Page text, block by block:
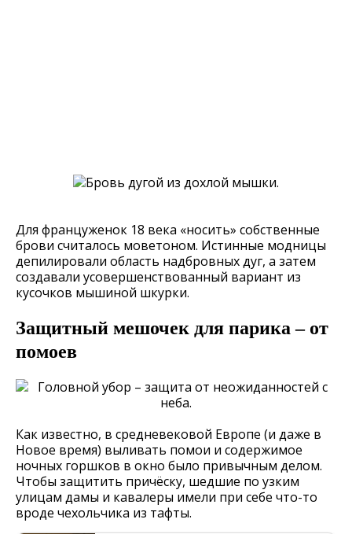
Для француженок 18 века «носить» собственные
брови считалось моветоном. Истинные модницы
депилировали область надбровных дуг, а затем
создавали усовершенствованный вариант из
кусочков мышиной шкурки.
Защитный мешочек для парика – от
помоев
Как известно, в средневековой Европе (и даже в
Новое время) выливать помои и содержимое
ночных горшков в окно было привычным делом.
Чтобы защитить причёску, шедшие по узким
улицам дамы и кавалеры имели при себе что-то
вроде чехольчика из тафты.